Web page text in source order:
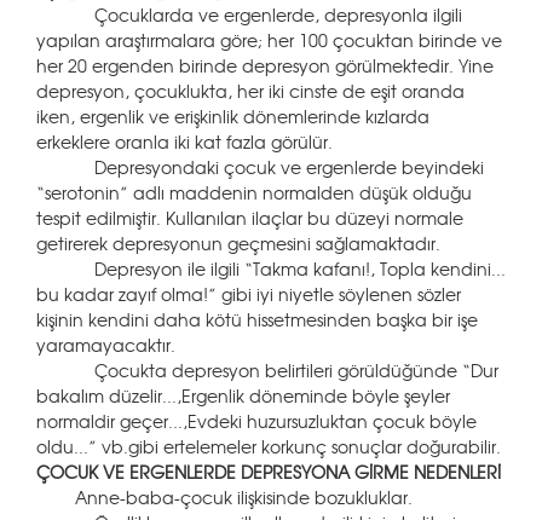
Çocuklarda ve ergenlerde, depresyonla ilgili
yapılan araştırmalara göre; her 100 çocuktan birinde ve
her 20 ergenden birinde depresyon görülmektedir. Yine
depresyon, çocuklukta, her iki cinste de eşit oranda
iken, ergenlik ve erişkinlik dönemlerinde kızlarda
erkeklere oranla iki kat fazla görülür.
Depresyondaki çocuk ve ergenlerde beyindeki
“serotonin” adlı maddenin normalden düşük olduğu
tespit edilmiştir. Kullanılan ilaçlar bu düzeyi normale
getirerek depresyonun geçmesini sağlamaktadır.
Depresyon ile ilgili “Takma kafanı!, Topla kendini...
bu kadar zayıf olma!” gibi iyi niyetle söylenen sözler
kişinin kendini daha kötü hissetmesinden başka bir işe
yaramayacaktır.
Çocukta depresyon belirtileri görüldüğünde “Dur
bakalım düzelir...,Ergenlik döneminde böyle şeyler
normaldir geçer...,Evdeki huzursuzluktan çocuk böyle
oldu...” vb.gibi ertelemeler korkunç sonuçlar doğurabilir.
ÇOCUK VE ERGENLERDE DEPRESYONA GİRME NEDENLERİ
Anne-baba-çocuk ilişkisinde bozukluklar.